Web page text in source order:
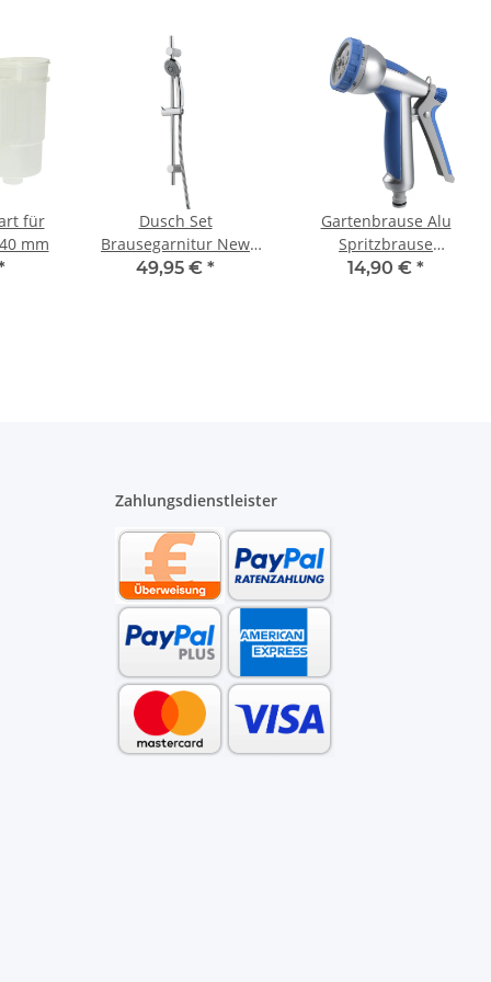
für
mm
Dusch Set
Brausegarnitur New
Cento verchromt mit
49,95 € *
Gartenbrause Alu
Spritzbrause
Sprühpistole 8 fach
14,90 € *
Zahlungsdienstleister